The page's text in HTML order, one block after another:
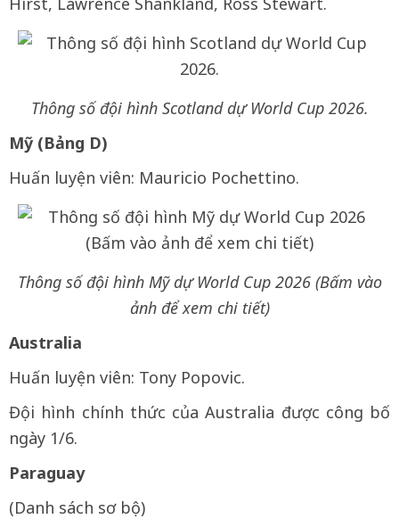
Thông số đội hình Scotland dự World Cup 2026.
Mỹ (Bảng D)
Huấn luyện viên: Mauricio Pochettino.
Thông số đội hình Mỹ dự World Cup 2026 (Bấm vào
ảnh để xem chi tiết)
Australia
Huấn luyện viên: Tony Popovic.
Đội hình chính thức của Australia được công bố
ngày 1/6.
Paraguay
(Danh sách sơ bộ)